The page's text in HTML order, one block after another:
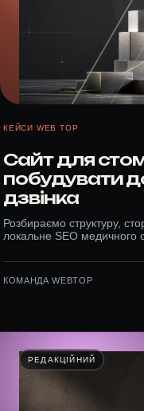
КЕЙСИ WEB TOP
Сайт для
побудувати
дзвінка
Розбираємо структуру,
локальне SEO медичного
КОМАНДА WEBTOP
РЕДАКЦІЙНИЙ